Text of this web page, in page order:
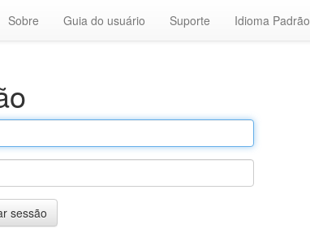
Sobre Guia do usuário Suporte Idioma Padrão
sessão